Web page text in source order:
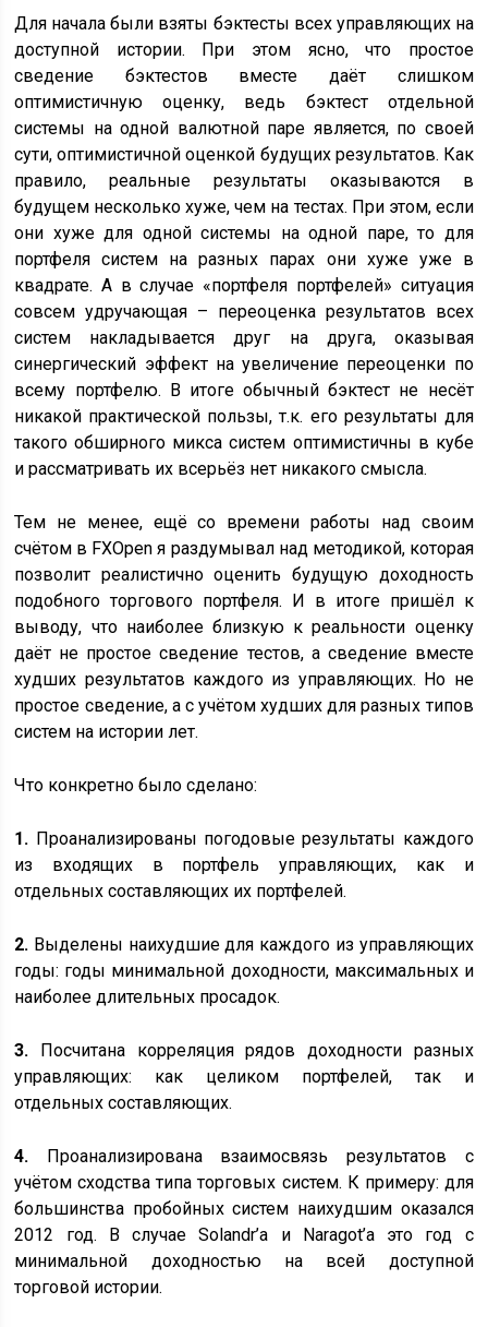
Для начала были взяты бэктесты всех управляющих на
доступной истории. При этом ясно, что простое
сведение бэктестов вместе даёт слишком
оптимистичную оценку, ведь бэктест отдельной
системы на одной валютной паре является, по своей
сути, оптимистичной оценкой будущих результатов. Как
правило, реальные результаты оказываются в
будущем несколько хуже, чем на тестах. При этом, если
они хуже для одной системы на одной паре, то для
портфеля систем на разных парах они хуже уже в
квадрате. А в случае «портфеля портфелей» ситуация
совсем удручающая – переоценка результатов всех
систем накладывается друг на друга, оказывая
синергический эффект на увеличение переоценки по
всему портфелю. В итоге обычный бэктест не несёт
никакой практической пользы, т.к. его результаты для
такого обширного микса систем оптимистичны в кубе
и рассматривать их всерьёз нет никакого смысла.
Тем не менее, ещё со времени работы над своим
счётом в FXOpen я раздумывал над методикой, которая
позволит реалистично оценить будущую доходность
подобного торгового портфеля. И в итоге пришёл к
выводу, что наиболее близкую к реальности оценку
даёт не простое сведение тестов, а сведение вместе
худших результатов каждого из управляющих. Но не
простое сведение, а с учётом худших для разных типов
систем на истории лет.
Что конкретно было сделано:
1. Проанализированы погодовые результаты каждого
из входящих в портфель управляющих, как и
отдельных составляющих их портфелей.
2. Выделены наихудшие для каждого из управляющих
годы: годы минимальной доходности, максимальных и
наиболее длительных просадок.
3. Посчитана корреляция рядов доходности разных
управляющих: как целиком портфелей, так и
отдельных составляющих.
4. Проанализирована взаимосвязь результатов с
учётом сходства типа торговых систем. К примеру: для
большинства пробойных систем наихудшим оказался
2012 год. В случае Solandr’а и Naragot’а это год с
минимальной доходностью на всей доступной
торговой истории.